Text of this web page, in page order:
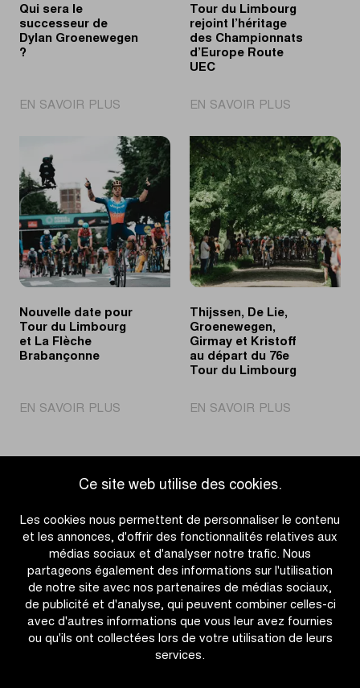
Ce site web utilise des cookies.
Les cookies nous permettent de personnaliser le contenu
et les annonces, d'offrir des fonctionnalités relatives aux
médias sociaux et d'analyser notre trafic. Nous
partageons également des informations sur l'utilisation
de notre site avec nos partenaires de médias sociaux,
de publicité et d'analyse, qui peuvent combiner celles-ci
avec d'autres informations que vous leur avez fournies
ou qu'ils ont collectées lors de votre utilisation de leurs
services.
Qui sera le
successeur de
Dylan Groenewegen
?
EN SAVOIR PLUS
sera
le
successeur
de
Dylan
Groenewegen
?
Tour du Limbourg
rejoint l’héritage
des Championnats
d’Europe Route
UEC
EN SAVOIR PLUS
du
Limbourg
rejoint
l’héritage
des
d’Europe
Route
UEC
Nouvelle date pour
Tour du Limbourg
et La Flèche
Brabançonne
EN SAVOIR PLUS
pour
et
Flèche
Brabançonne
Thijssen, De Lie,
Groenewegen,
Girmay et Kristoff
au départ du 76e
Tour du Limbourg
EN SAVOIR PLUS
Lie,
Kristoff
départ
du
76e
Tour
du
Accéder à l'aperçu des actualités